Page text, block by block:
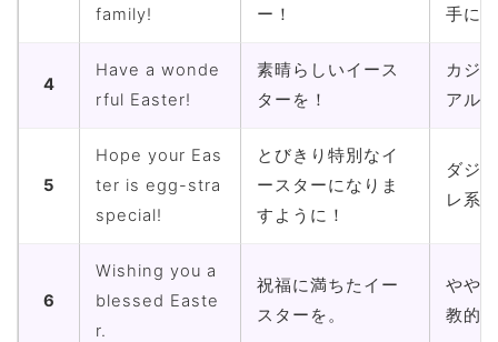
family! ー！ 手に
4
Have a wonde
rful Easter!
素晴らしいイース
ターを！
カジュ
アル
5
Hope your Eas
ter is egg-stra
special!
とびきり特別なイ
ースターになりま
すように！
ダジャ
レ系
6
Wishing you a
blessed Easte
r.
祝福に満ちたイー
スターを。
やや宗
教的